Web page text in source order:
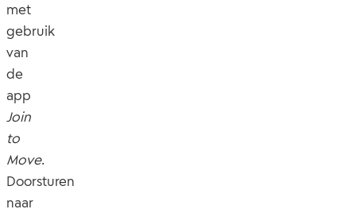
met
gebruik
van
de
app
Join
to
Move.
Doorsturen
naar